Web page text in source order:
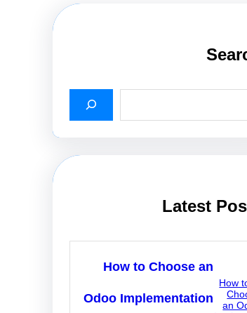
Latest
How to Choose an
Odoo Implementation